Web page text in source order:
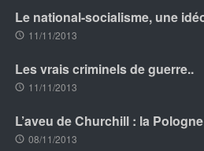
Le national-socialisme, une
11/11/2013
Les vrais criminels de guerre..
11/11/2013
L’aveu de Churchill : la
08/11/2013